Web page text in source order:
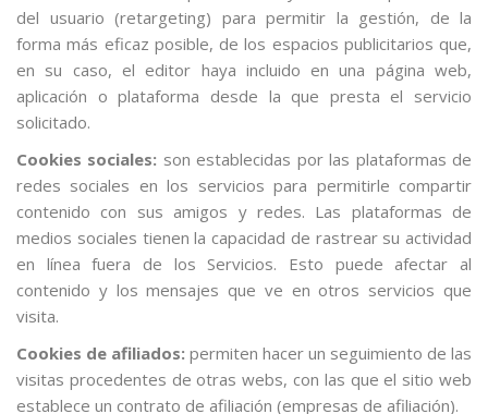
del usuario (retargeting) para permitir la gestión, de la
forma más eficaz posible, de los espacios publicitarios que,
en su caso, el editor haya incluido en una página web,
aplicación o plataforma desde la que presta el servicio
solicitado.
Cookies sociales: son establecidas por las plataformas de
redes sociales en los servicios para permitirle compartir
contenido con sus amigos y redes. Las plataformas de
medios sociales tienen la capacidad de rastrear su actividad
en línea fuera de los Servicios. Esto puede afectar al
contenido y los mensajes que ve en otros servicios que
visita.
Cookies de afiliados: permiten hacer un seguimiento de las
visitas procedentes de otras webs, con las que el sitio web
establece un contrato de afiliación (empresas de afiliación).